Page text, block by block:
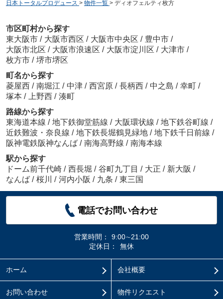
日本トータルプロデュース > 物件一覧 > ディオフェルティ枚方
市区町村から探す
東大阪市 / 大阪市西区 / 大阪市中央区 / 豊中市 /
大阪市北区 / 大阪市浪速区 / 大阪市淀川区 / 大津市 /
枚方市 / 堺市堺区
町名から探す
菱屋西 / 南堀江 / 中津 / 西宮原 / 長柄西 / 中之島 / 幸町 /
塚本 / 上野西 / 湊町
路線から探す
東海道本線 / 地下鉄御堂筋線 / 大阪環状線 / 地下鉄谷町線 /
近鉄難波・奈良線 / 地下鉄長堀鶴見緑地 / 地下鉄千日前線 /
阪神電鉄阪神なんば / 南海高野線 / 南海本線
駅から探す
ドーム前千代崎 / 西長堀 / 谷町九丁目 / 大正 / 新大阪 /
なんば / 桜川 / 河内小阪 / 九条 / 東三国
電話でお問い合わせ
営業時間：
9:00∼21:00
定休日：
無休
ホーム 会社概要
お問い合わせ 物件リクエスト